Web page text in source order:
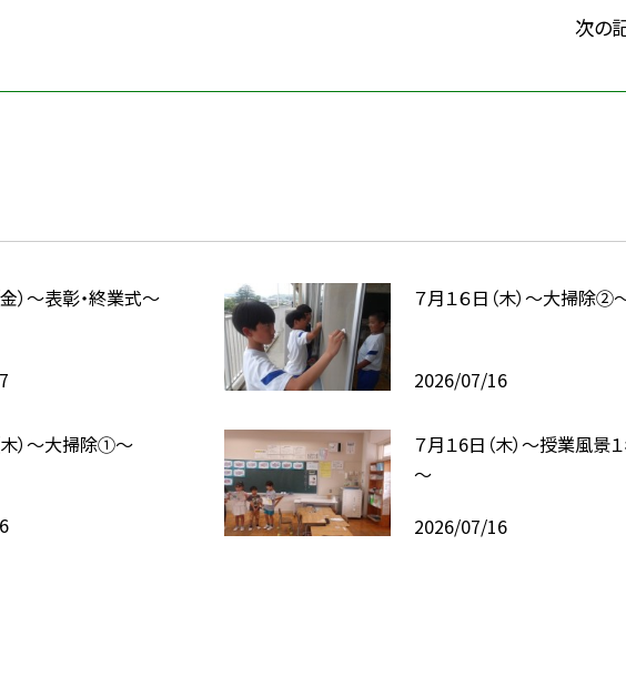
次の
金）～表彰・終業式～ ７月１６日（木）～大掃除②
2026/07/16
木）～大掃除①～
７月１6日（木）～授業風景
～
2026/07/16